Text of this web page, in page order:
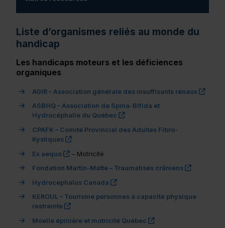
(actuellement sélectionné)
Liste d’organismes reliés au monde du
handicap
Les handicaps moteurs et les déficiences
organiques
AGIR – Association générale des insuffisants rénaux
(ce
ASBHQ – Association de Spina-Bifida et
Hydrocéphalie du Québec
(ce lien s’ouvrira dans une
CPAFK – Comité Provincial des Adultes Fibro-
Kystiques
(ce lien s’ouvrira dans une nouvelle fenêtre)"
Ex aequo
(ce lien s’ouvrira dans une nouvelle fenêtre)"
– Motricité
Fondation Martin-Matte – Traumatisés crâniens
(ce lien
Hydrocephalus Canada
(ce lien s’ouvrira dans une
KEROUL – Tourisme personnes à capacité physique
restreinte
(ce lien s’ouvrira dans une nouvelle fenêtre)"
Moelle épinière et motricité Québec
(ce lien s’ouvrira